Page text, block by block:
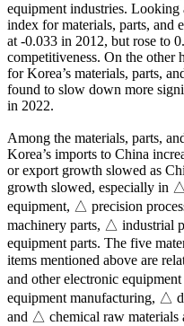
equipment industries. Looking
index for materials, parts, and
at -0.033 in 2012, but rose to
competitiveness. On the other
for Korea’s materials, parts,
found to slow down more
in 2022.
Among the materials, parts,
Korea’s imports to China
or export growth slowed as
growth slowed, especially in
equipment, △ precision
machinery parts, △ industrial
equipment parts. The five
items mentioned above are
and other electronic
equipment manufacturing, △
and △ chemical raw materials